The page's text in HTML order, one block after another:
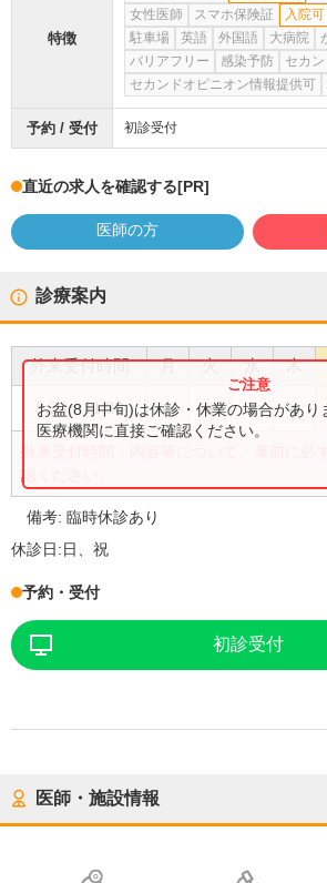
特徴
女性医師
スマホ保険証 入院可
駐車場
英語 外国語 大病院
バリアフリー
感染予防
セカ
セカンドオピニオン情報提供可
予約 / 受付 初診受付
直近の求人を確認する[PR]
医師の方
診療案内
外来受付時間 月 火 水 木
8:30〜 11:30 ● ● ● ●
外来受付時間・内容等について、事前に必
認ください。
お盆(8月中旬)は休診・休業の場合があり
医療機関に直接ご確認ください。
備考:臨時休診あり
休診日:日、祝
予約・受付
初診受付
医師・施設情報